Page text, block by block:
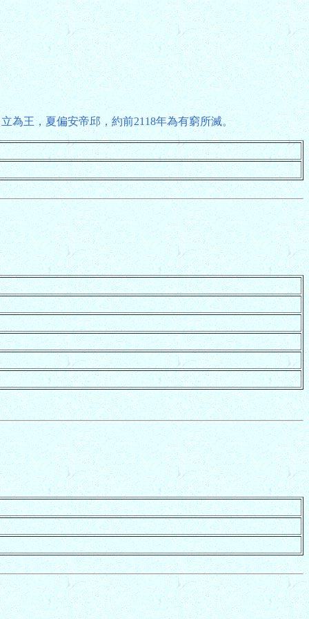
為王，夏偏安帝邱，約前2118年為有窮所滅。